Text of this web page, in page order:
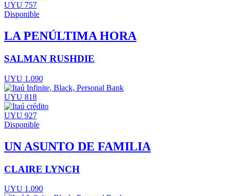
UYU 757
Disponible
LA PENÚLTIMA HORA
SALMAN RUSHDIE
UYU 1.090
UYU 818
UYU 927
Disponible
UN ASUNTO DE FAMILIA
CLAIRE LYNCH
UYU 1.090